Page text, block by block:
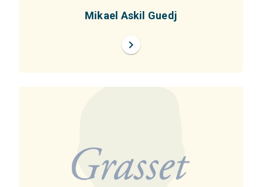
Mikael Askil Guedj
chevron_right